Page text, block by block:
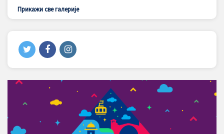
Прикажи све галерије